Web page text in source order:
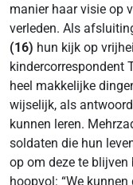
manier haar visie op
verleden. Als
(16) hun kijk op
kindercorrespondent
heel makkelijke
wijselijk, als
kunnen leren.
soldaten die hun
op om deze te
hoopvol: “We